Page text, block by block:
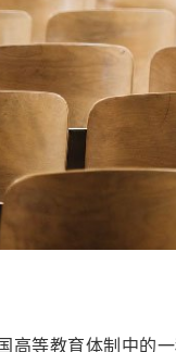
高等教育体制中的